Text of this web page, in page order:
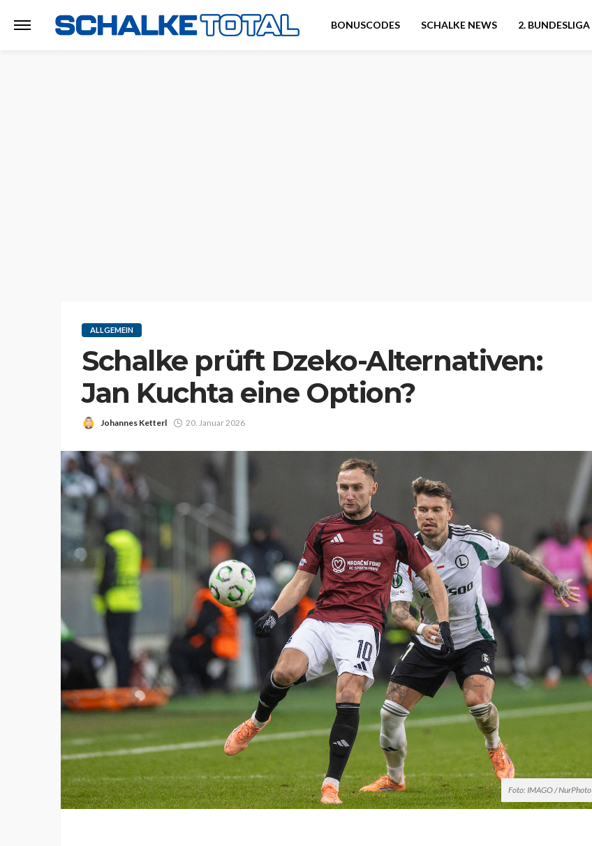
BONUSCODES SCHALKE NEWS 2. BUNDESLIGA
ALLGEMEIN
Schalke prüft Dzeko-Alternativen:
Jan Kuchta eine Option?
Johannes Ketterl 20. Januar 2026
Foto: IMAGO / NurPhoto